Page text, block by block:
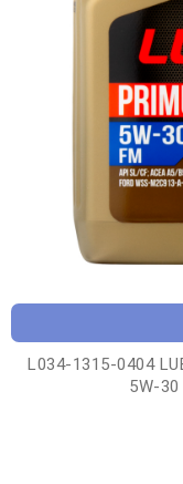
L034-1315-0404
5W-